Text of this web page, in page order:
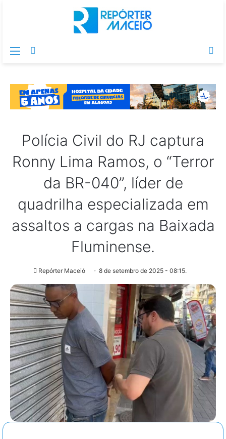
Menu
Polícia Civil do RJ captura
Ronny Lima Ramos, o “Terror
da BR-040”, líder de
quadrilha especializada em
assaltos a cargas na Baixada
Fluminense.
Repórter Maceió 8 de setembro de 2025 - 08:15.